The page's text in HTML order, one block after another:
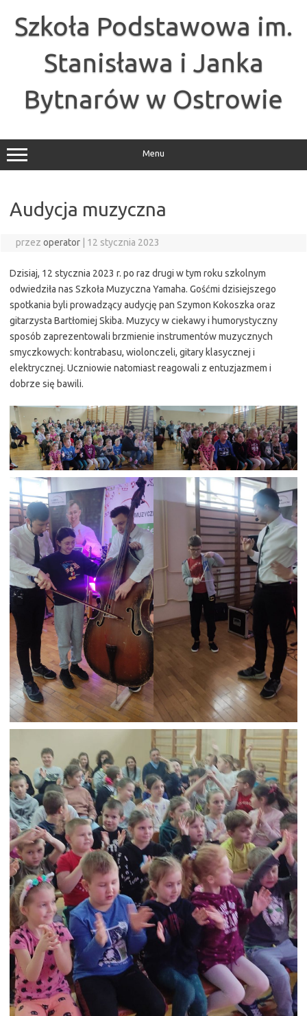
treściSzkoła Podstawowa im.
Stanisława i Janka
Bytnarów w Ostrowie
Menu
Audycja muzyczna
przez operator 12 stycznia 2023
Dzisiaj, 12 stycznia 2023 r. po raz drugi w tym roku szkolnym
odwiedziła nas Szkoła Muzyczna Yamaha. Gośćmi dzisiejszego
spotkania byli prowadzący audycję pan Szymon Kokoszka oraz
gitarzysta Bartłomiej Skiba. Muzycy w ciekawy i humorystyczny
sposób zaprezentowali brzmienie instrumentów muzycznych
smyczkowych: kontrabasu, wiolonczeli, gitary klasycznej i
elektrycznej. Uczniowie natomiast reagowali z entuzjazmem i
dobrze się bawili.